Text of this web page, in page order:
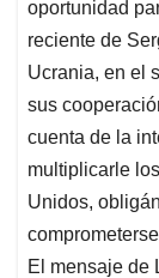
oportunidad
reciente de
Ucrania, en el
sus
cuenta de la
multiplicarle
Unidos,
El mensaje de